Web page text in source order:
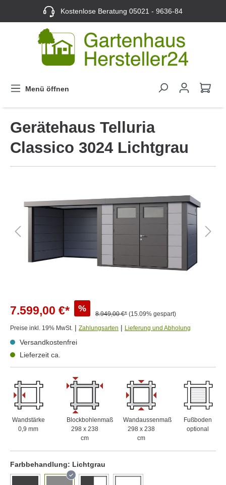
Kostenlose Beratung05021 - 9636-84
Menü öffnen
Gerätehaus Telluria
Classico 3024 Lichtgrau
7.599,00 €* %
8.949,00 €* (15.09% gespart)
Preise inkl. 19% MwSt. | Zahlungsarten | Lieferung und Abholung
Versandkostenfrei
Lieferzeit ca.
Wandstärke
0,9 mm
Blockbohlenmaß
298 x 238
cm
Wandaussenmaß
298 x 238
cm
Fußboden
optional
Farbbehandlung: Lichtgrau